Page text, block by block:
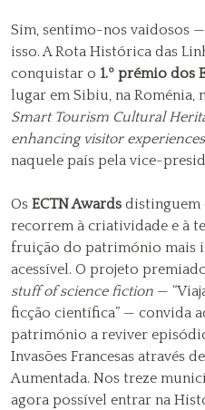
Sim, sentimo-nos vaidosos
isso. A Rota Histórica das
conquistar o 1.º prémio dos
lugar em Sibiu, na Roménia,
Smart Tourism Cultural
enhancing visitor
naquele país pela vice-
Os ECTN Awards distinguem
recorrem à criatividade e à
fruição do património mais
acessível. O projeto
stuff of science fiction —
ficção científica” — convida
património a reviver
Invasões Francesas através
Aumentada. Nos treze
agora possível entrar na